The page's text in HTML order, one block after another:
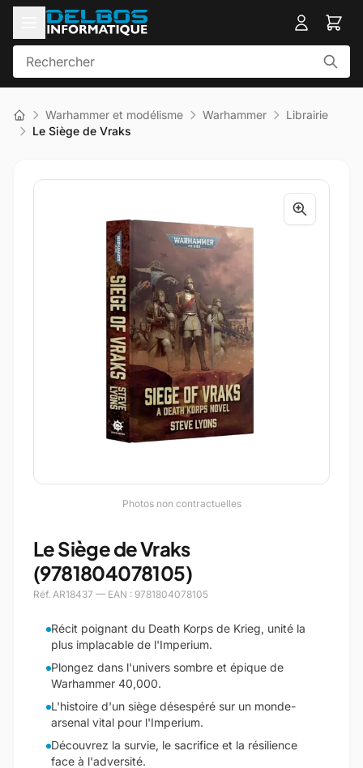
Warhammer et modélisme Warhammer
Librairie
Le Siège de Vraks
Photos non contractuelles
Le Siège de Vraks
(9781804078105)
Réf. AR18437 — EAN : 9781804078105
Récit poignant du Death Korps de Krieg, unité la
plus implacable de l'Imperium.
Plongez dans l'univers sombre et épique de
Warhammer 40,000.
L'histoire d'un siège désespéré sur un monde-
arsenal vital pour l'Imperium.
Découvrez la survie, le sacrifice et la résilience
face à l'adversité.